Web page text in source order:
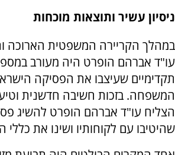
ניסיון עשיר ותוצאות מוכחות
במהלך הקריירה המשפטית הארוכה
עו"ד אברהם הופרט היה מעורב
תקדימיים שעיצבו את הפסיקה
המשפחה. בזכות חשיבה חדשנית
הצליח עו"ד אברהם הופרט להשיג
שהיטיבו עם לקוחותיו ושינו את